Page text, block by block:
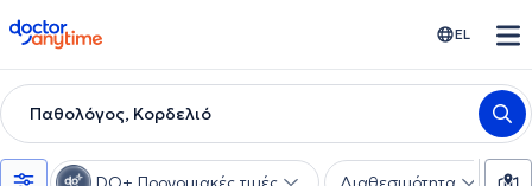
doctoranytime EL
Παθολόγος, Κορδελιό